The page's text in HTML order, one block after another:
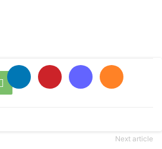
Next article